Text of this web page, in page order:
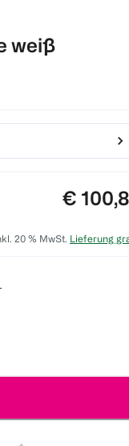
weiß
Preis:
€
20 % MwSt. Lieferung